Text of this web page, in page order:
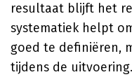
resultaat blijft het
systematiek helpt
goed te definiëren,
tijdens de uitvoering.